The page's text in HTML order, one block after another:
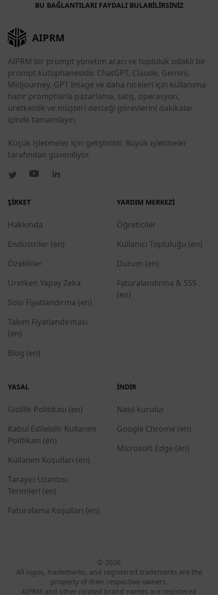
BU BAĞLANTILARI FAYDALI BULABILIRSINIZ
AIPRM
AIPRM bir prompt yönetim aracı ve topluluk odaklı bir
prompt kütüphanesidir. ChatGPT, Claude, Gemini,
Midjourney, GPT Image ve daha niceleri için kullanıma
hazır promptlarla pazarlama, satış, operasyon,
üretkenlik ve müşteri desteği görevlerini dakikalar
içinde tamamlayın.
Küçük işletmeler için geliştirildi. Büyük işletmeler
tarafından güveniliyor.
ŞIRKET
Hakkında
Endüstriler (en)
Özellikler
Üretken Yapay Zeka
Solo Fiyatlandırma (en)
Takım Fiyatlandırması
(en)
Blog (en)
YARDIM MERKEZI
Öğreticiler
Kullanıcı Topluluğu (en)
Durum (en)
Faturalandırma & SSS
(en)
YASAL
Gizlilik Politikası (en)
Kabul Edilebilir Kullanım
Politikası (en)
Kullanım Koşulları (en)
Tarayıcı Uzantısı
Terimleri (en)
Faturalama Koşulları (en)
İNDIR
Nasıl kurulur
Google Chrome (en)
Microsoft Edge (en)
© 2026
All logos, trademarks, and registered trademarks are the
property of their respective owners.
AIPRM and other related brand names are registered